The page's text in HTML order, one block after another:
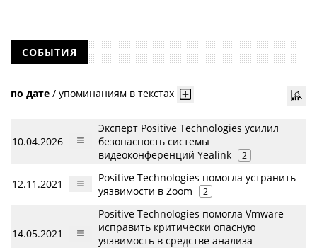
СОБЫТИЯ
по дате / упоминаниям в текстах
10.04.2026
Эксперт Positive Technologies усилил
безопасность системы
видеоконференций Yealink
2
12.11.2021
Positive Technologies помогла устранить
уязвимости в Zoom
2
14.05.2021
Positive Technologies помогла Vmware
исправить критически опасную
уязвимость в средстве анализа